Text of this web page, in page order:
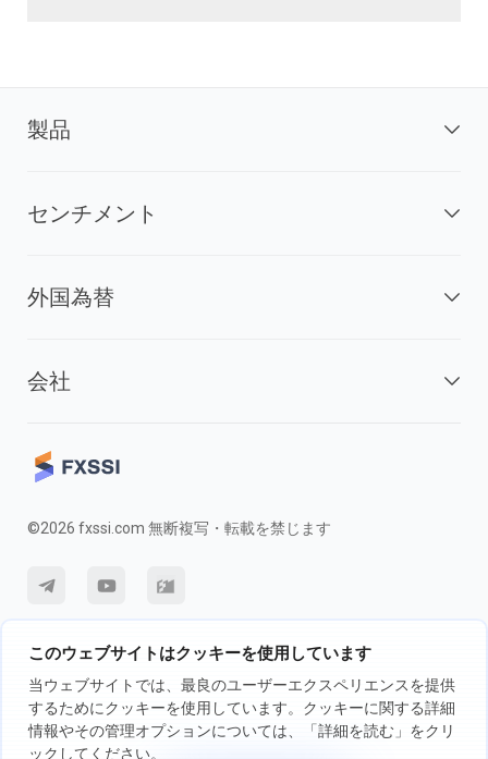
このウェブサイトはクッキーを使用しています
当ウェブサイトでは、最良のユーザーエクスペリエンスを提供
するためにクッキーを使用しています。クッキーに関する詳細
情報やその管理オプションについては、「詳細を読む」をクリ
ックしてください。
製品
センチメント
外国為替
会社
©2026 fxssi.com 無断複写・転載を禁じます
利用規約 プライバシーポリシー
リスク開示
クッキーポリシー
FXSSI LTDが運営するウェブサイト登録番号：13534801（イングラン